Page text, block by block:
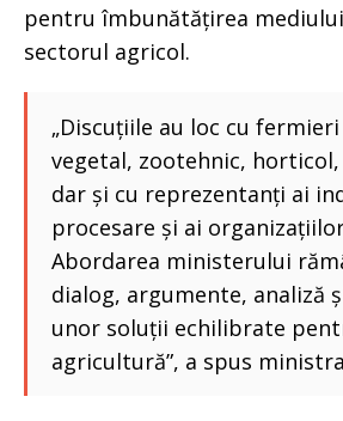
pentru îmbunătățirea
sectorul agricol.
„Discuțiile au loc cu
vegetal, zootehnic,
dar și cu reprezentanți ai
procesare și ai
Abordarea ministerului
dialog, argumente, analiză
unor soluții echilibrate
agricultură”, a spus